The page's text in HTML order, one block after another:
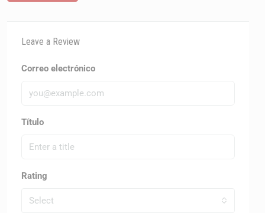
Leave a Review
Correo electrónico
Título
Rating
Select